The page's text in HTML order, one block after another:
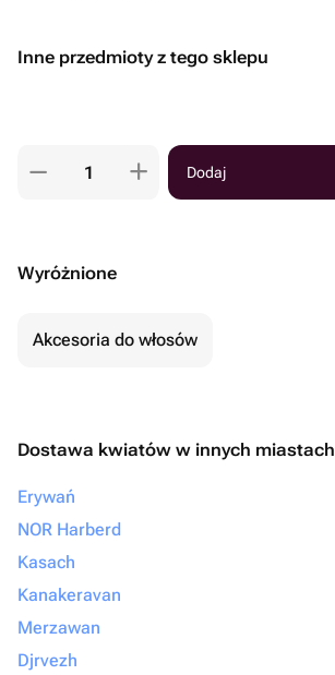
Inne przedmioty z tego sklepu
Dodaj
Wyróżnione
Akcesoria do włosów
Dostawa kwiatów w innych miastach
Erywań
NOR Harberd
Kasach
Kanakeravan
Merzawan
Djrvezh